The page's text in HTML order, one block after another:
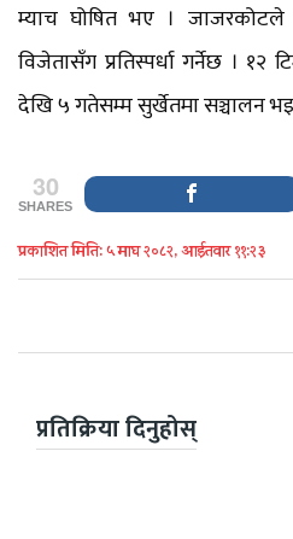
म्याच घोषित भए ।
विजेतासँग प्रतिस्पर्धा गर्नेछ । १२
देखि ५ गतेसम्म सुर्खेतमा सञ्चालन
30
SHARES
प्रकाशित मिति: ५ माघ २०८२, आईतवार ११:२३
प्रतिक्रिया दिनुहोस्